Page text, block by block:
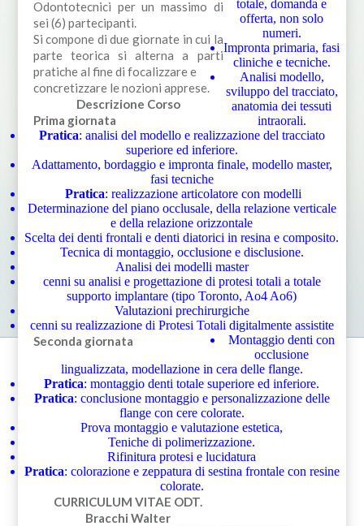
Odontotecnici per un massimo di
sei (6) partecipanti.
Si compone di due giornate in cui la
parte teorica si alterna a parti
pratiche al fine di focalizzare e
concretizzare le nozioni apprese.
Descrizione Corso
Prima giornata
totale, domanda e
offerta, non solo
numeri.
Impronta primaria, fasi
cliniche e tecniche.
Analisi modello,
sviluppo del tracciato,
anatomia dei tessuti
intraorali.
Pratica: analisi del modello e realizzazione del tracciato
superiore ed inferiore.
Adattamento, bordaggio e impronta finale, modello master,
fasi tecniche
Pratica: realizzazione articolatore con modelli
Determinazione del piano occlusale, della relazione verticale
e della relazione orizzontale
Scelta dei denti frontali e denti diatorici in resina e composito.
Tecnica di montaggio, occlusione e disclusione.
Analisi dei modelli master
cenni su analisi e progettazione di protesi totali a totale
supporto implantare (tipo Toronto, Ao4 Ao6)
Valutazioni prechirurgiche
cenni su realizzazione di Protesi Totali digitalmente assistite
Seconda giornata
Montaggio denti con
occlusione
lingualizzata, modellazione in cera delle flange.
Pratica: montaggio denti totale superiore ed inferiore.
Pratica: conclusione montaggio e personalizzazione delle
flange con cere colorate.
Prova montaggio e valutazione estetica,
Teniche di polimerizzazione.
Rifinitura protesi e lucidatura
Pratica: colorazione e zeppatura di sestina frontale con resine
colorate.
CURRICULUM VITAE ODT.
Bracchi Walter